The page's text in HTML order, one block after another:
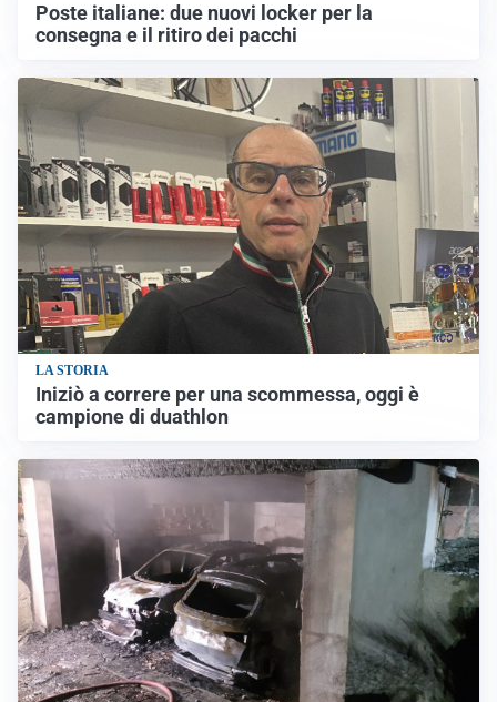
Poste italiane: due nuovi locker per la
consegna e il ritiro dei pacchi
LA STORIA
Iniziò a correre per una scommessa, oggi è
campione di duathlon